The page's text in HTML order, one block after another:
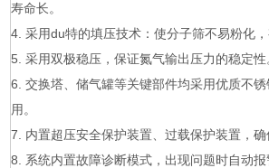
寿命长。
4. 采用du特的填压技术：使分子筛不易粉化，
5. 采用双极稳压，保证氮气输出压力的稳定性
6. 交换塔、储气罐等关键部件均采用优质不
用。
7. 内置超压安全保护装置、过载保护装置，确
8. 系统内置故障诊断模式，出现问题时自动报